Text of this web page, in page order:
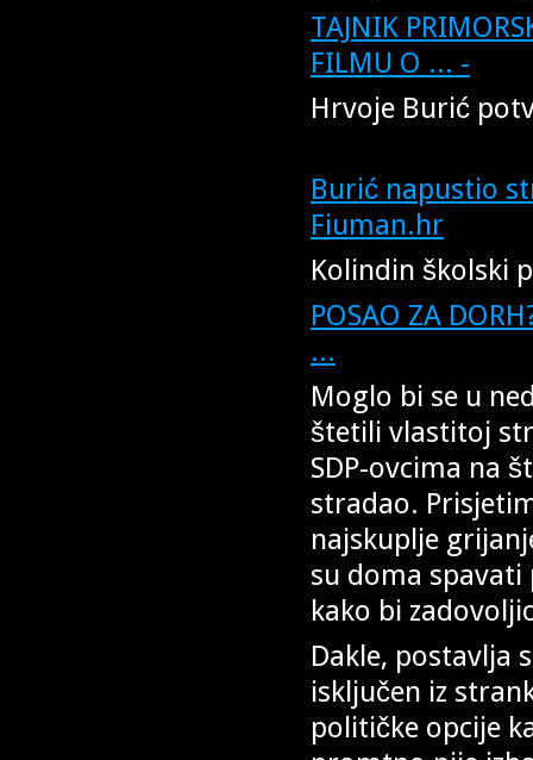
TAJNIK
FILMU O ... -
Hrvoje Burić
Burić napustio
Fiuman.hr
Kolindin školski
POSAO ZA
...
Moglo bi se u
štetili vlastitoj
SDP-ovcima na
stradao.
najskuplje
su doma
kako bi
Dakle, postavlja
isključen iz
političke opcije